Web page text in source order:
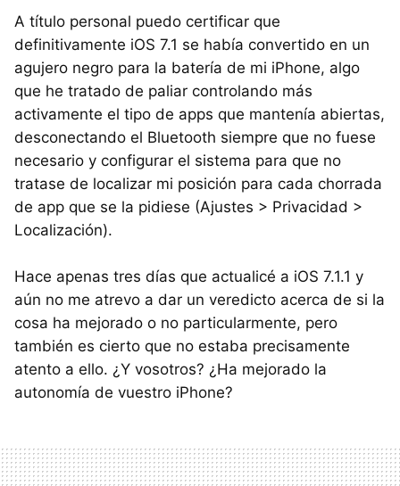
A título personal puedo certificar que
definitivamente iOS 7.1 se había convertido en un
agujero negro para la batería de mi iPhone, algo
que he tratado de paliar controlando más
activamente el tipo de apps que mantenía abiertas,
desconectando el Bluetooth siempre que no fuese
necesario y configurar el sistema para que no
tratase de localizar mi posición para cada chorrada
de app que se la pidiese (Ajustes > Privacidad >
Localización).
Hace apenas tres días que actualicé a iOS 7.1.1 y
aún no me atrevo a dar un veredicto acerca de si la
cosa ha mejorado o no particularmente, pero
también es cierto que no estaba precisamente
atento a ello. ¿Y vosotros? ¿Ha mejorado la
autonomía de vuestro iPhone?